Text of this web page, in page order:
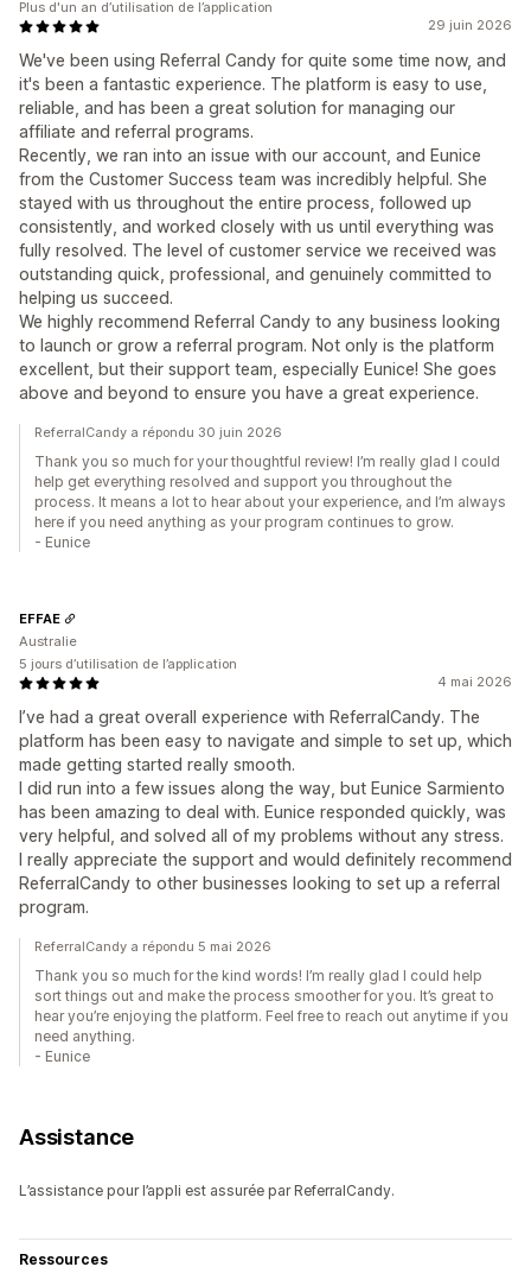
29 juin 2026
We've been using Referral Candy for quite some time now, and
it's been a fantastic experience. The platform is easy to use,
reliable, and has been a great solution for managing our
affiliate and referral programs.
Recently, we ran into an issue with our account, and Eunice
from the Customer Success team was incredibly helpful. She
stayed with us throughout the entire process, followed up
consistently, and worked closely with us until everything was
fully resolved. The level of customer service we received was
outstanding quick, professional, and genuinely committed to
helping us succeed.
We highly recommend Referral Candy to any business looking
to launch or grow a referral program. Not only is the platform
excellent, but their support team, especially Eunice! She goes
above and beyond to ensure you have a great experience.
Plus d'un an d’utilisation de l’application
ReferralCandy a répondu 30 juin 2026
Thank you so much for your thoughtful review! I’m really glad I could
help get everything resolved and support you throughout the
process. It means a lot to hear about your experience, and I’m always
here if you need anything as your program continues to grow.
- Eunice
4 mai 2026
I’ve had a great overall experience with ReferralCandy. The
platform has been easy to navigate and simple to set up, which
made getting started really smooth.
I did run into a few issues along the way, but Eunice Sarmiento
has been amazing to deal with. Eunice responded quickly, was
very helpful, and solved all of my problems without any stress.
I really appreciate the support and would definitely recommend
ReferralCandy to other businesses looking to set up a referral
program.
EFFAE
Australie
5 jours d’utilisation de l’application
ReferralCandy a répondu 5 mai 2026
Thank you so much for the kind words! I’m really glad I could help
sort things out and make the process smoother for you. It’s great to
hear you’re enjoying the platform. Feel free to reach out anytime if you
need anything.
- Eunice
Assistance
L’assistance pour l’appli est assurée par ReferralCandy.
Ressources